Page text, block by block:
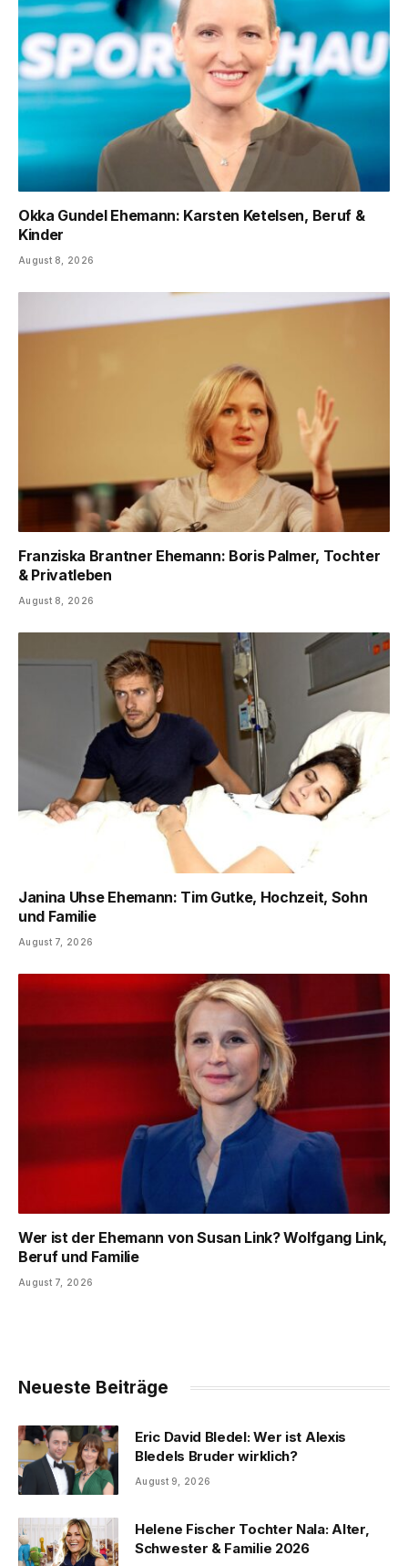
Okka Gundel Ehemann: Karsten Ketelsen, Beruf &
Kinder
August 8, 2026
Franziska Brantner Ehemann: Boris Palmer, Tochter
& Privatleben
August 8, 2026
Janina Uhse Ehemann: Tim Gutke, Hochzeit, Sohn
und Familie
August 7, 2026
Wer ist der Ehemann von Susan Link? Wolfgang Link,
Beruf und Familie
August 7, 2026
Neueste Beiträge
Eric David Bledel: Wer ist Alexis
Bledels Bruder wirklich?
August 9, 2026
Helene Fischer Tochter Nala: Alter,
Schwester & Familie 2026